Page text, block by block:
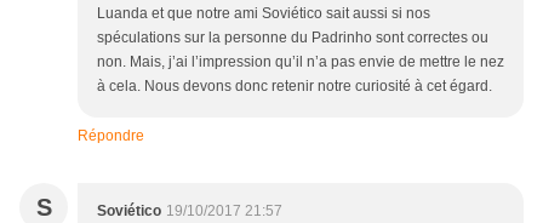
Luanda et que notre ami Soviético sait aussi si nos
spéculations sur la personne du Padrinho sont correctes ou
non. Mais, j’ai l’impression qu’il n’a pas envie de mettre le nez
à cela. Nous devons donc retenir notre curiosité à cet égard.
Répondre
S Soviético 19/10/2017 21:57